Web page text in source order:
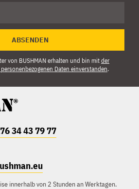
ABSENDEN
von BUSHMAN erhalten und bin mitder
Daten einverstanden.
34 43 79 77
innerhalb von 2 Stunden an Werktagen.